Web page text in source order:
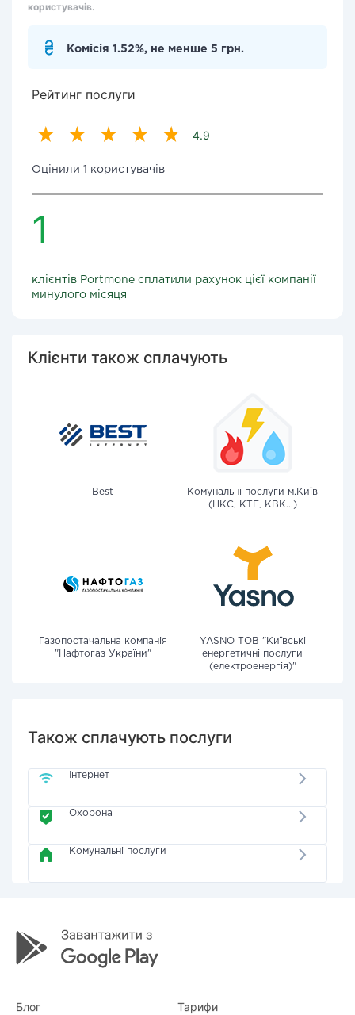
користувачів.
Комісія 1.52%, не менше 5 грн.
Рейтинг послуги
4.9
Оцінили 1 користувачів
1
клієнтів Portmone сплатили рахунок цієї компанії
минулого місяця
Клієнти також сплачують
Best
Комунальні послуги м.Київ
(ЦКС, КТЕ, КВК...)
Газопостачальна компанія
"Нафтогаз України"
YASNO ТОВ "Київські
енергетичні послуги
(електроенергія)"
Також сплачують послуги
Інтернет
Охорона
Комунальні послуги
Блог Тарифи